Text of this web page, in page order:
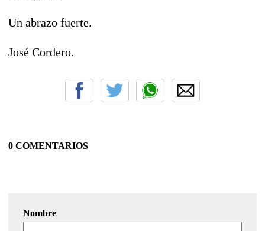
Un abrazo fuerte.
José Cordero.
0 COMENTARIOS
Nombre